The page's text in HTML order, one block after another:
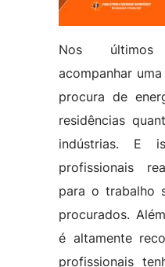
Nos últimos
acompanhar
procura de
residências
indústrias. E
profissionais
para o trabalho
procurados.
é altamente
profissionais